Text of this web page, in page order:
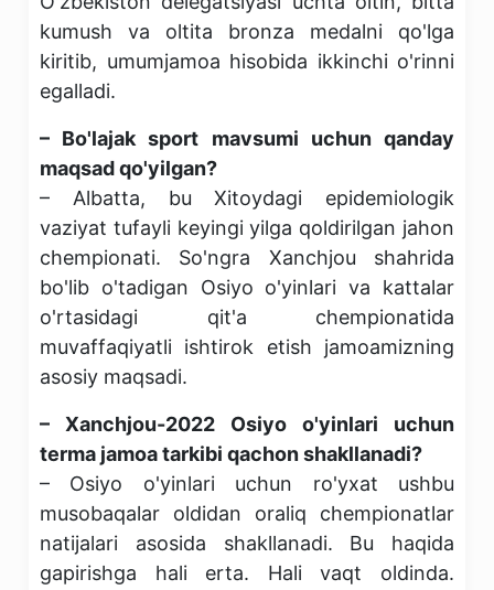
kumush va oltita bronza medalni qo'lga
kiritib, umumjamoa hisobida ikkinchi o'rinni
egalladi.
– Bo'lajak sport mavsumi uchun qanday
maqsad qo'yilgan?
– Albatta, bu Xitoydagi epidemiologik
vaziyat tufayli keyingi yilga qoldirilgan jahon
chempionati. So'ngra Xanchjou shahrida
bo'lib o'tadigan Osiyo o'yinlari va kattalar
o'rtasidagi qit'a chempionatida
muvaffaqiyatli ishtirok etish jamoamizning
asosiy maqsadi.
– Xanchjou-2022 Osiyo o'yinlari uchun
terma jamoa tarkibi qachon shakllanadi?
– Osiyo o'yinlari uchun ro'yxat ushbu
musobaqalar oldidan oraliq chempionatlar
natijalari asosida shakllanadi. Bu haqida
gapirishga hali erta. Hali vaqt oldinda.